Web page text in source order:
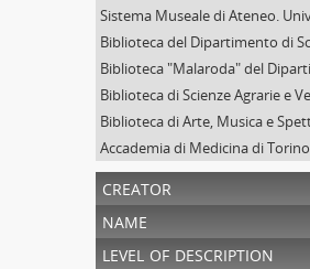
Accademia di Medicina di Torino
creator
name
level of description